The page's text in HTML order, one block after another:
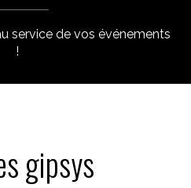
service de vos événements
!
gipsys